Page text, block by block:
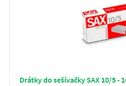
Drátky do sešívačky SAX 10/5 -